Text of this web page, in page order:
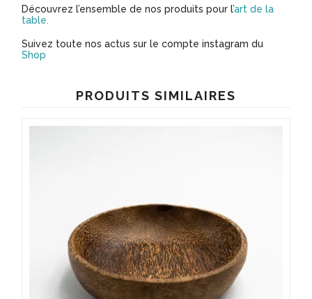
Découvrez l’ensemble de nos produits pour l’art de la
table.
Suivez toute nos actus sur le compte instagram du
Shop
PRODUITS SIMILAIRES